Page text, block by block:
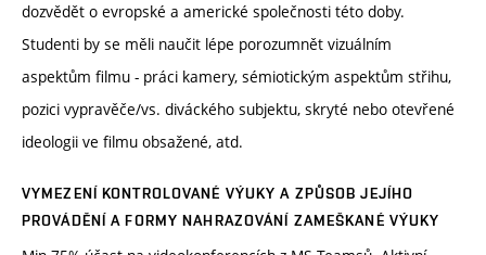
dozvědět o evropské a americké společnosti této doby.
Studenti by se měli naučit lépe porozumnět vizuálním
aspektům filmu - práci kamery, sémiotickým aspektům střihu,
pozici vypravěče/vs. diváckého subjektu, skryté nebo otevřené
ideologii ve filmu obsažené, atd.
VYMEZENÍ KONTROLOVANÉ VÝUKY A ZPŮSOB JEJÍHO
PROVÁDĚNÍ A FORMY NAHRAZOVÁNÍ ZAMEŠKANÉ VÝUKY